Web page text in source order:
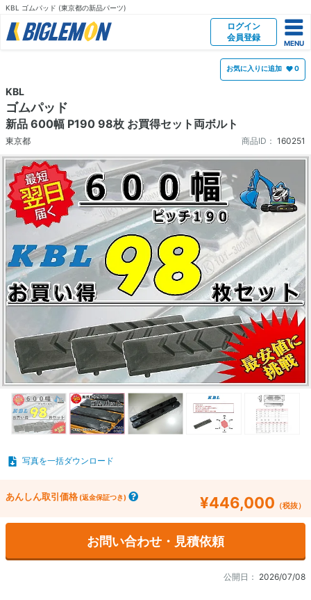
KBL ゴムパッド (東京都の新品パーツ)
ログイン
会員登録
お気に入りに追加 0
KBL
ゴムパッド
新品 600幅 P190 98枚 お買得セット両ボルト
東京都 商品ID： 160251
写真を一括ダウンロード
あんしん取引価格 (返金保証つき) ¥446,000 （税抜）
お問い合わせ・見積依頼
公開日： 2026/07/08